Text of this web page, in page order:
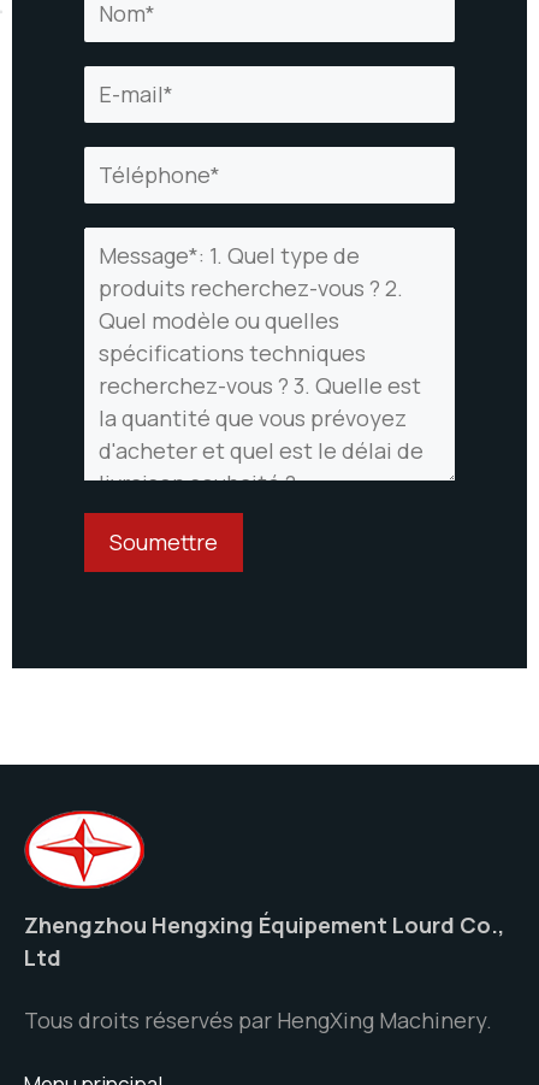
Zhengzhou Hengxing Équipement Lourd Co.,
Ltd
Tous droits réservés par HengXing Machinery.